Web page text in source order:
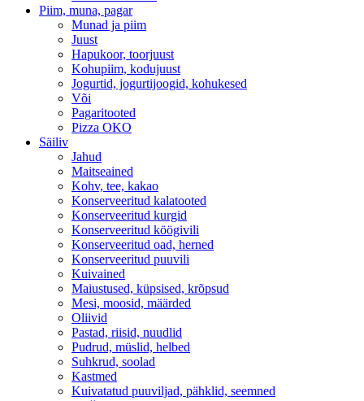
Piim, muna, pagar
Munad ja piim
Juust
Hapukoor, toorjuust
Kohupiim, kodujuust
Jogurtid, jogurtijoogid, kohukesed
Või
Pagaritooted
Pizza OKO
Säiliv
Jahud
Maitseained
Kohv, tee, kakao
Konserveeritud kalatooted
Konserveeritud kurgid
Konserveeritud köögivili
Konserveeritud oad, herned
Konserveeritud puuvili
Kuivained
Maiustused, küpsised, krõpsud
Mesi, moosid, määrded
Oliivid
Pastad, riisid, nuudlid
Pudrud, müslid, helbed
Suhkrud, soolad
Kastmed
Kuivatatud puuviljad, pähklid, seemned